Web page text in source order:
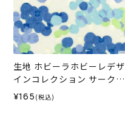
生地 ホビーラホビーレデザ
インコレクション サークル
カットドビー ドット＆ドッ
ト＜2B＞
¥165 (税込)